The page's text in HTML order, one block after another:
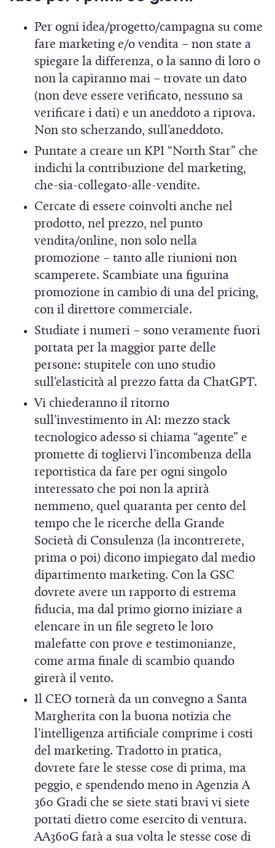
r
a
)
u
f
n
Per ogni idea/progetto/campagna su come
fare marketing e/o vendita – non state a
spiegare la differenza, o la sanno di loro o
non la capiranno mai – trovate un dato
(non deve essere verificato, nessuno sa
verificare i dati) e un aneddoto a riprova.
Non sto scherzando, sull’aneddoto.
Puntate a creare un KPI “North Star” che
indichi la contribuzione del marketing,
che-sia-collegato-alle-vendite.
Cercate di essere coinvolti anche nel
prodotto, nel prezzo, nel punto
vendita/online, non solo nella
promozione – tanto alle riunioni non
scamperete. Scambiate una figurina
promozione in cambio di una del pricing,
con il direttore commerciale.
Studiate i numeri – sono veramente fuori
portata per la maggior parte delle
persone: stupitele con uno studio
sull’elasticità al prezzo fatta da ChatGPT.
Vi chiederanno il ritorno
sull’investimento in AI: mezzo stack
tecnologico adesso si chiama “agente” e
promette di togliervi l’incombenza della
reportistica da fare per ogni singolo
interessato che poi non la aprirà
nemmeno, quel quaranta per cento del
tempo che le ricerche della Grande
Società di Consulenza (la incontrerete,
prima o poi) dicono impiegato dal medio
dipartimento marketing. Con la GSC
dovrete avere un rapporto di estrema
fiducia, ma dal primo giorno iniziare a
elencare in un file segreto le loro
malefatte con prove e testimonianze,
come arma finale di scambio quando
girerà il vento.
Il CEO tornerà da un convegno a Santa
Margherita con la buona notizia che
l’intelligenza artificiale comprime i costi
del marketing. Tradotto in pratica,
dovrete fare le stesse cose di prima, ma
peggio, e spendendo meno in Agenzia A
360 Gradi che se siete stati bravi vi siete
portati dietro come esercito di ventura.
AA360G farà a sua volta le stesse cose di